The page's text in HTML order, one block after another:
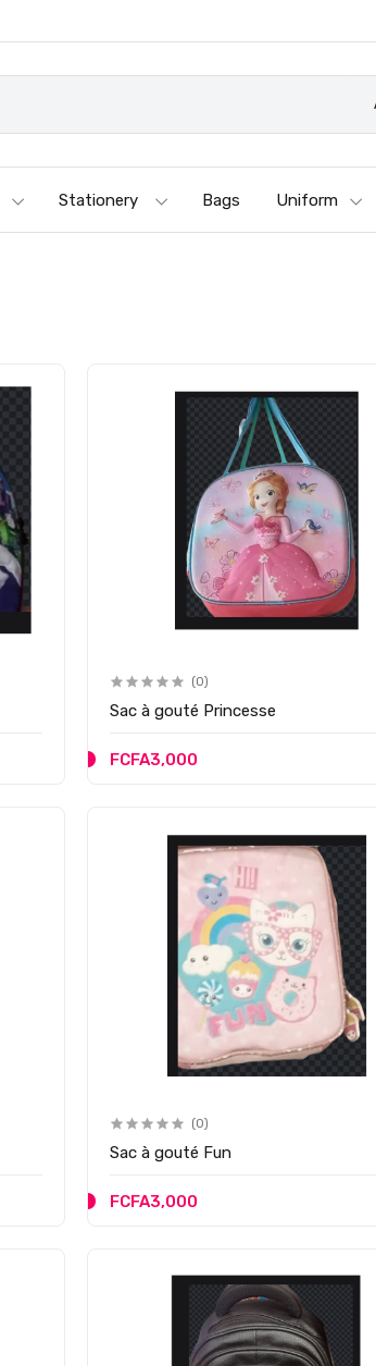
Stationery Bags Uniform
(0)
Sac à gouté Princesse
FCFA3,000
(0)
Sac à gouté Fun
FCFA3,000